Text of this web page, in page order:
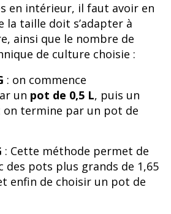
en intérieur, il faut avoir en
la taille doit s’adapter à
ainsi que le nombre de
de culture choisie :
: on commence
un pot de 0,5 L, puis un
on termine par un pot de
: Cette méthode permet de
des pots plus grands de 1,65
enfin de choisir un pot de